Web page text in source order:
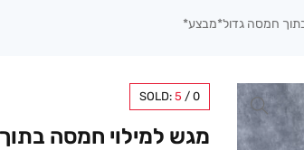
חמסה גדול*מבצע*
SOLD: 5 / 0
מגש למילוי חמסה